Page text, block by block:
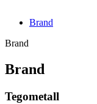
Brand
Brand
Brand
Tegometall